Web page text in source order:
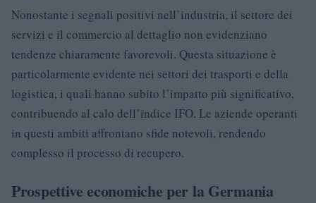
Nonostante i segnali positivi nell’industria, il settore dei
servizi e il commercio al dettaglio non evidenziano
tendenze chiaramente favorevoli. Questa situazione è
particolarmente evidente nei settori dei trasporti e della
logistica, i quali hanno subito l’impatto più significativo,
contribuendo al calo dell’indice IFO. Le aziende operanti
in questi ambiti affrontano sfide notevoli, rendendo
complesso il processo di recupero.
Prospettive economiche per la Germania